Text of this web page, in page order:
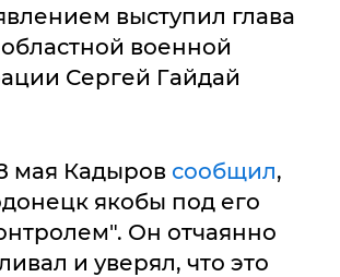
выступил глава
военной
Сергей Гайдай
мая Кадыров сообщил,
якобы под его
Он отчаянно
и уверял, что это